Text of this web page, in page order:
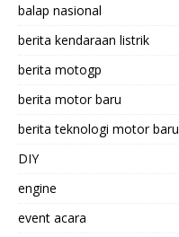
balap nasional
berita kendaraan listrik
berita motogp
berita motor baru
berita teknologi motor baru
DIY
engine
event acara